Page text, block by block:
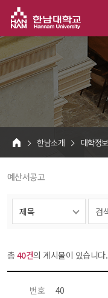
HOME
한남소개 대학정보
예산서공고
총 40건의 게시물이 있습니다.
번호
40